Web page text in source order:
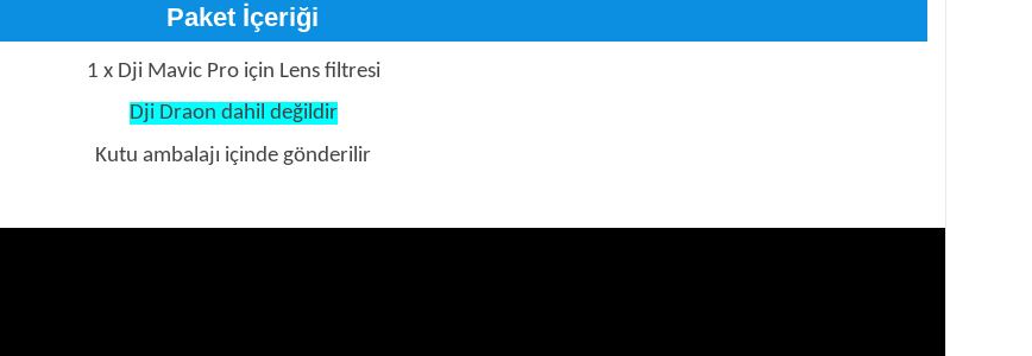
Paket İçeriği
1 x Dji Mavic Pro için Lens filtresi
Dji Draon dahil değildir
Kutu ambalajı içinde gönderilir